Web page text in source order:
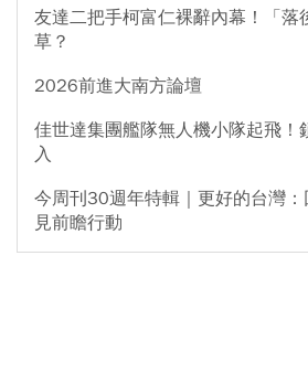
友達二把手柯富仁裸辭內幕！「落
草？
2026前進大南方論壇
佳世達集團艦隊無人機小隊起飛！
入
今周刊30週年特輯｜更好的台灣
見前瞻行動